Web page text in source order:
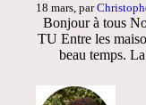
18 mars, par
Bonjour à tous
TU Entre les
beau temps.